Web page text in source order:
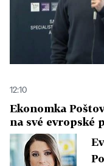
12:10
Ekonomka
na své evropské